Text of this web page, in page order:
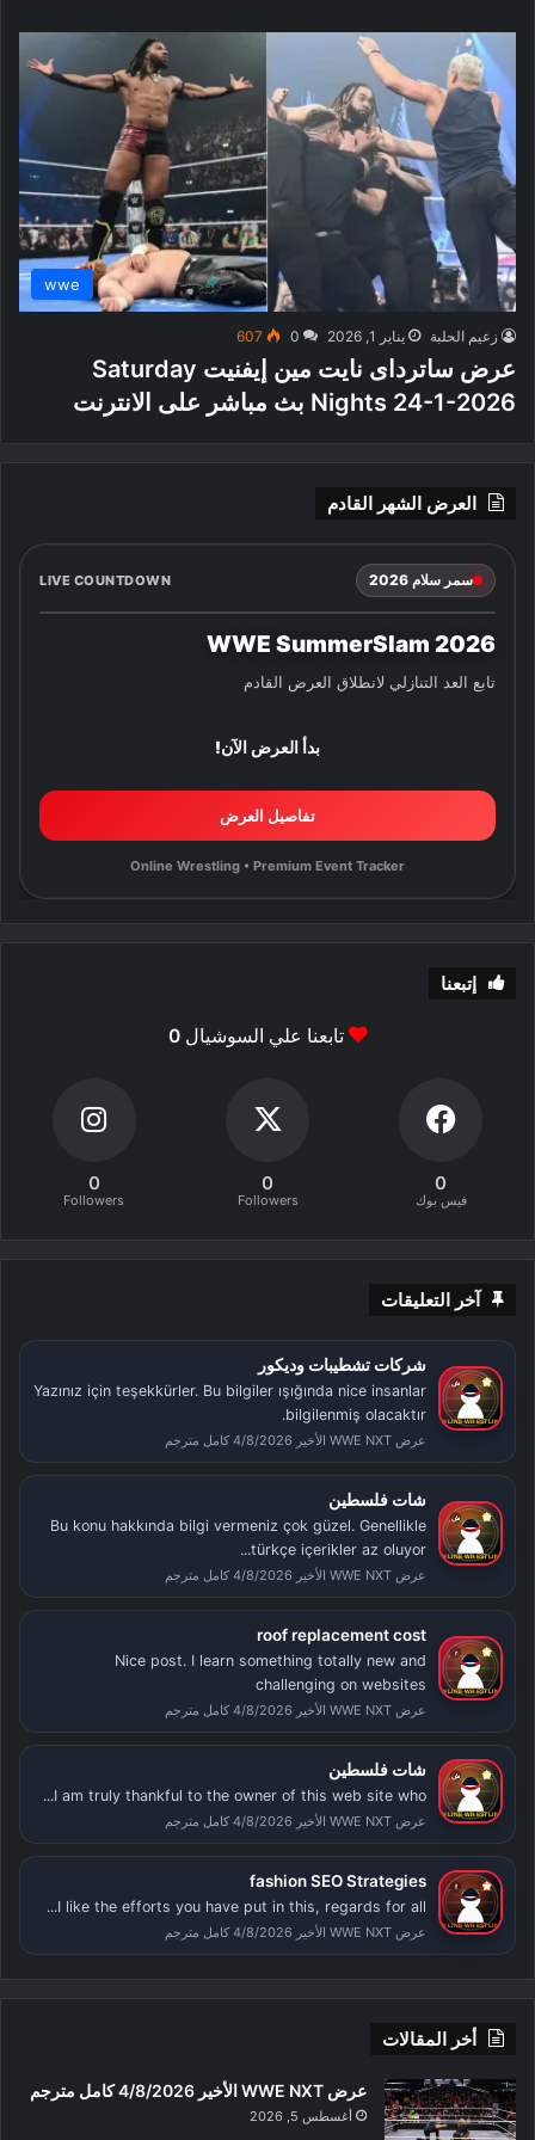
wwe
زعيم الحلبة يناير 1, 2026 0
607
عرض ساترداى نايت مين إيفنيت Saturday
Nights 24-1-2026 بث مباشر على الانترنت
العرض الشهر القادم
سمر سلام 2026 LIVE COUNTDOWN
WWE SummerSlam 2026
تابع العد التنازلي لانطلاق العرض القادم
بدأ العرض الآن!
تفاصيل العرض
Online Wrestling • Premium Event Tracker
إتبعنا
تابعنا علي السوشيال0
0
فيس بوك
0
Followers
0
Followers
آخر التعليقات
شركات تشطيبات وديكور
Yazınız için teşekkürler. Bu bilgiler ışığında nice insanlar
bilgilenmiş olacaktır.
عرض WWE NXT الأخير 4/8/2026 كامل مترجم
شات فلسطين
Bu konu hakkında bilgi vermeniz çok güzel. Genellikle
türkçe içerikler az oluyor...
عرض WWE NXT الأخير 4/8/2026 كامل مترجم
roof replacement cost
Nice post. I learn something totally new and
challenging on websites
عرض WWE NXT الأخير 4/8/2026 كامل مترجم
شات فلسطين
I am truly thankful to the owner of this web site who...
عرض WWE NXT الأخير 4/8/2026 كامل مترجم
fashion SEO Strategies
I like the efforts you have put in this, regards for all...
عرض WWE NXT الأخير 4/8/2026 كامل مترجم
أخر المقالات
عرض WWE NXT الأخير 4/8/2026 كامل مترجم
أغسطس 5, 2026